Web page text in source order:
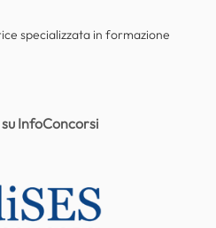
specializzata in formazione
InfoConcorsi